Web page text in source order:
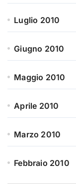
Luglio 2010
Giugno 2010
Maggio 2010
Aprile 2010
Marzo 2010
Febbraio 2010